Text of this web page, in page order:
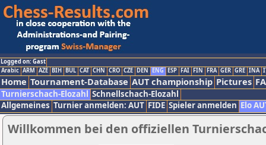
Logged on: Gast
Arabic ARM AZE BIH BUL CAT CHN CRO CZE DEN ENG ESP FAI FIN FRA GER GRE INA
Home Tournament-Database AUT championship Pictures
Turnierschach-Elozahl Schnellschach-Elozahl
Allgemeines Turnier anmelden: AUT FIDE Spieler anmelden Elo
Willkommen bei den offiziellen